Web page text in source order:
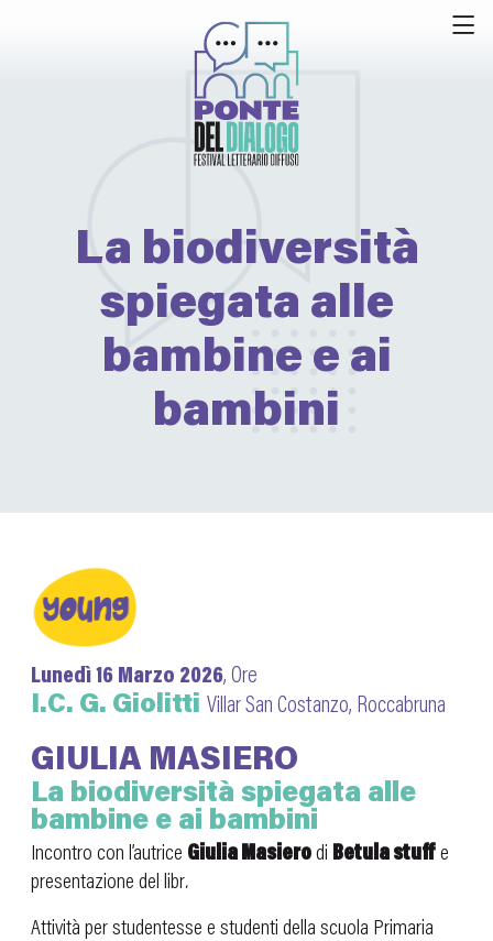
La biodiversità
spiegata alle
bambine e ai
bambini
Lunedì 16 Marzo 2026, Ore
I.C. G. Giolitti Villar San Costanzo, Roccabruna
GIULIA MASIERO
La biodiversità spiegata alle
bambine e ai bambini
Incontro con l’autrice Giulia Masierodi Betula stuffe
presentazione del libr.
Attività per studentesse e studenti della scuola Primaria